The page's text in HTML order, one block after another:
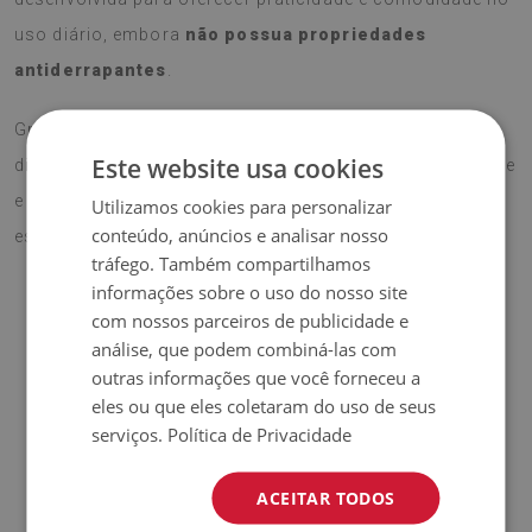
uso diário, embora não possua propriedades
antiderrapantes
Graças ao seu formato funcional, pode ser utilizado em
diferentes superfícies duras, protegendo contra desgaste
e acrescentandoum toque profissional e elegante
espaço de trabalho.
Vinil revestido com malha PES.
Alta resistência a
Os tapetes não são antiderrapantes;
Este website usa cookies
Utilizamos cookies para personalizar
conteúdo, anúncios e analisar nosso
tráfego. Também compartilhamos
informações sobre o uso do nosso site
com nossos parceiros de publicidade e
análise, que podem combiná-las com
outras informações que você forneceu a
eles ou que eles coletaram do uso de seus
serviços. Política de Privacidade
ACEITAR TODOS